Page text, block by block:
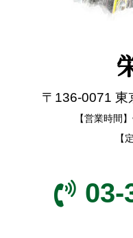
〒136-0071 東
【営業時間
【
03-